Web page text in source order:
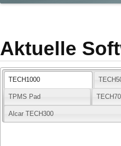
Aktuelle
TECH1000
TPMS Pad
Alcar TECH300